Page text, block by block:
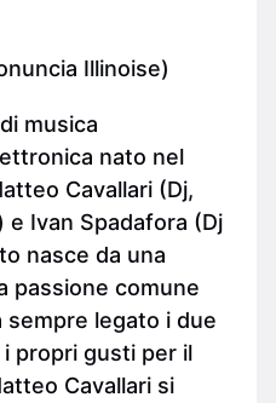
Illinoise)
musica
nato nel
Cavallari (Dj,
Ivan Spadafora (Dj
nasce da una
passione comune
sempre legato i due
propri gusti per il
Cavallari si